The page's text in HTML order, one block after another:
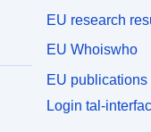
EU research
EU Whoiswho
EU publications
Login tal-